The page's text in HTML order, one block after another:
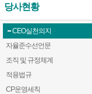
당사현황
CEO실천의지
자율준수선언문
조직 및 규정체계
적용법규
CP운영세칙